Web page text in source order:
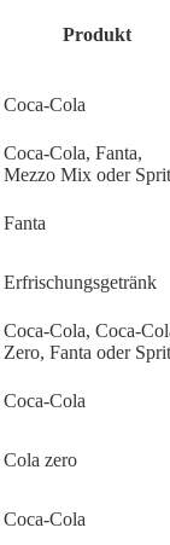
Produkt
Coca-Cola
Coca-Cola, Fanta,
Mezzo Mix oder
Fanta
Erfrischungsgetränk
Coca-Cola, Coca-
Zero, Fanta oder
Coca-Cola
Cola zero
Coca-Cola